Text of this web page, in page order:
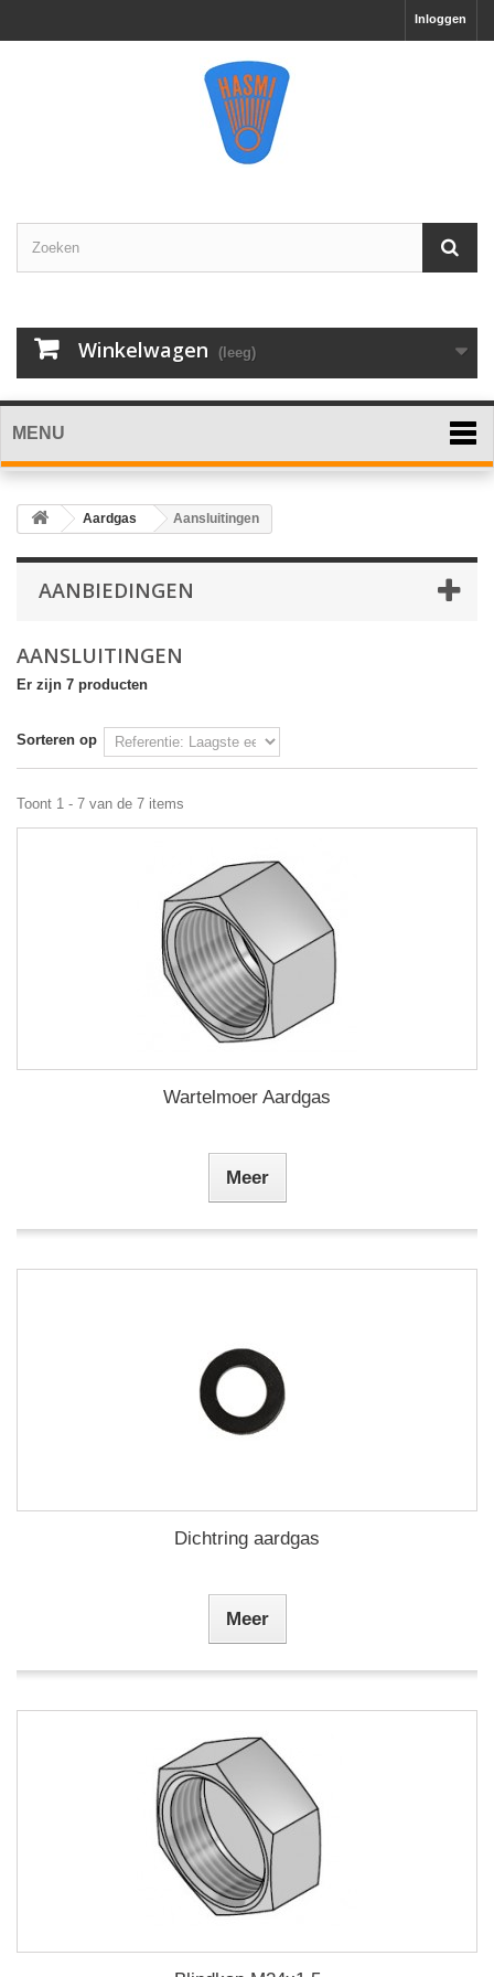
Inloggen
Winkelwagen (leeg)
MENU
Aardgas Aansluitingen
AANBIEDINGEN
AANSLUITINGEN
Er zijn 7 producten
Sorteren op
Toont 1 - 7 van de 7 items
Wartelmoer Aardgas
Meer
Dichtring aardgas
Meer